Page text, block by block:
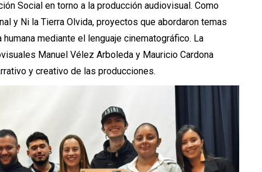
Social en torno a la producción audiovisual. Como
y Ni la Tierra Olvida, proyectos que abordaron temas
mediante el lenguaje cinematográfico. La
Manuel Vélez Arboleda y Mauricio Cardona
y creativo de las producciones.